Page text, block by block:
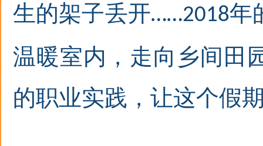
生的架子丢开……2018年
温暖室内，走向乡间田
的职业实践，让这个假